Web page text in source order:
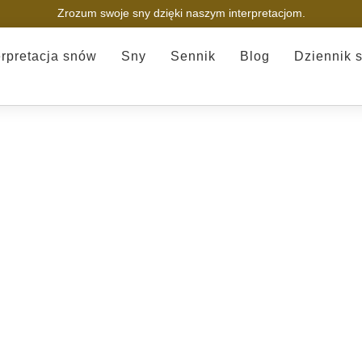
Zrozum swoje sny dzięki naszym interpretacjom.
snów Sny Sennik Blog Dziennik